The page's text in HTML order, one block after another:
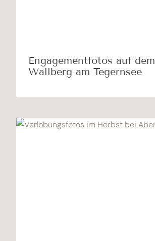
Engagementfotos auf dem
Wallberg am Tegernsee